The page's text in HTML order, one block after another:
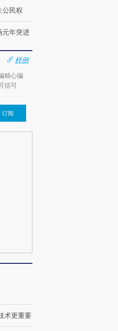
公民权
元年突进
样例
精心编
信可
订阅
术更重要